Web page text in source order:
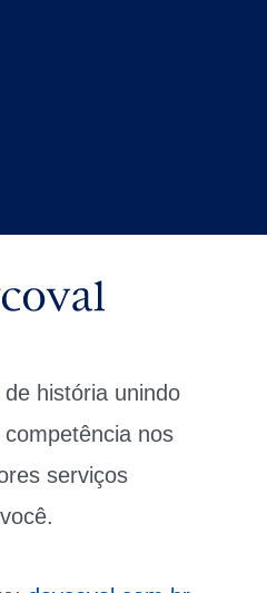
história unindo
nos
serviços